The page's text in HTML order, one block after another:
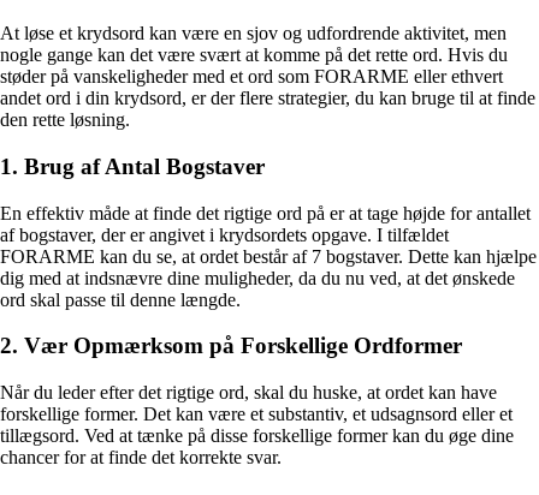
At løse et krydsord kan være en sjov og udfordrende aktivitet, men
nogle gange kan det være svært at komme på det rette ord. Hvis du
støder på vanskeligheder med et ord som FORARME eller ethvert
andet ord i din krydsord, er der flere strategier, du kan bruge til at finde
den rette løsning.
1. Brug af Antal Bogstaver
En effektiv måde at finde det rigtige ord på er at tage højde for antallet
af bogstaver, der er angivet i krydsordets opgave. I tilfældet
FORARME kan du se, at ordet består af 7 bogstaver. Dette kan hjælpe
dig med at indsnævre dine muligheder, da du nu ved, at det ønskede
ord skal passe til denne længde.
2. Vær Opmærksom på Forskellige Ordformer
Når du leder efter det rigtige ord, skal du huske, at ordet kan have
forskellige former. Det kan være et substantiv, et udsagnsord eller et
tillægsord. Ved at tænke på disse forskellige former kan du øge dine
chancer for at finde det korrekte svar.